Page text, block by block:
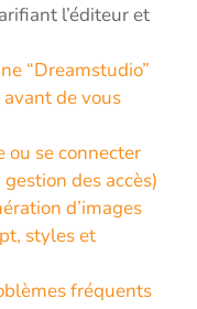
l’éditeur et
“Dreamstudio”
de vous
ou se connecter
des accès)
d’images
styles et
fréquents